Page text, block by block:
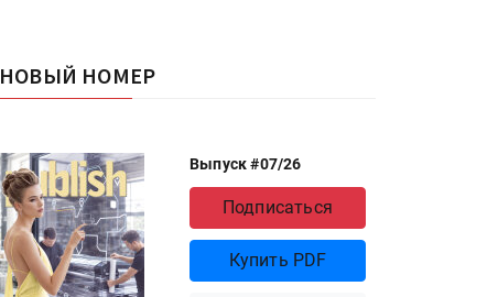
НОВЫЙ НОМЕР
Выпуск #07/26
Подписаться
Купить PDF